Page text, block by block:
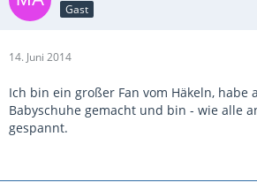
Gast
14. Juni 2014
Ich bin ein großer Fan vom Häkeln,
Babyschuhe gemacht und bin - wie alle
gespannt.